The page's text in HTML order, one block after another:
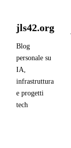
jls42.org
Blog
personale su
IA,
infrastruttura
e progetti
tech